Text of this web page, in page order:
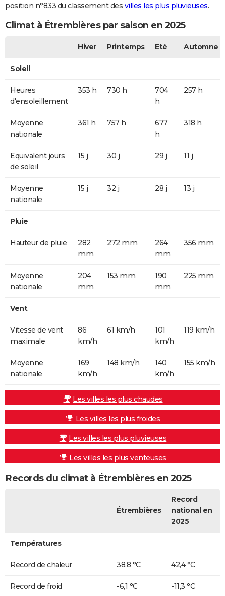
position n°833 du classement des villes les plus pluvieuses.
Climat à Étrembières par saison en 2025
Hiver Printemps Eté Automne
Soleil
Heures
d'ensoleillement
353 h 730 h
704
h
257 h
Moyenne
nationale
361 h 757 h
677
h
318 h
Equivalent jours
de soleil
15 j 30 j 29 j 11 j
Moyenne
nationale
15 j 32 j 28 j 13 j
Pluie
Hauteur de pluie
282
mm
272 mm
264
mm
356 mm
Moyenne
nationale
204
mm
153 mm
190
mm
225 mm
Vent
Vitesse de vent
maximale
86
km/h
61 km/h
101
km/h
119 km/h
Moyenne
nationale
169
km/h
148 km/h
140
km/h
155 km/h
Les villes les plus chaudes
Les villes les plus froides
Les villes les plus pluvieuses
Les villes les plus venteuses
Records du climat à Étrembières en 2025
Étrembières
Record
national en
2025
Températures
Record de chaleur 38,8 °C 42,4 °C
Record de froid -6,1 °C -11,3 °C